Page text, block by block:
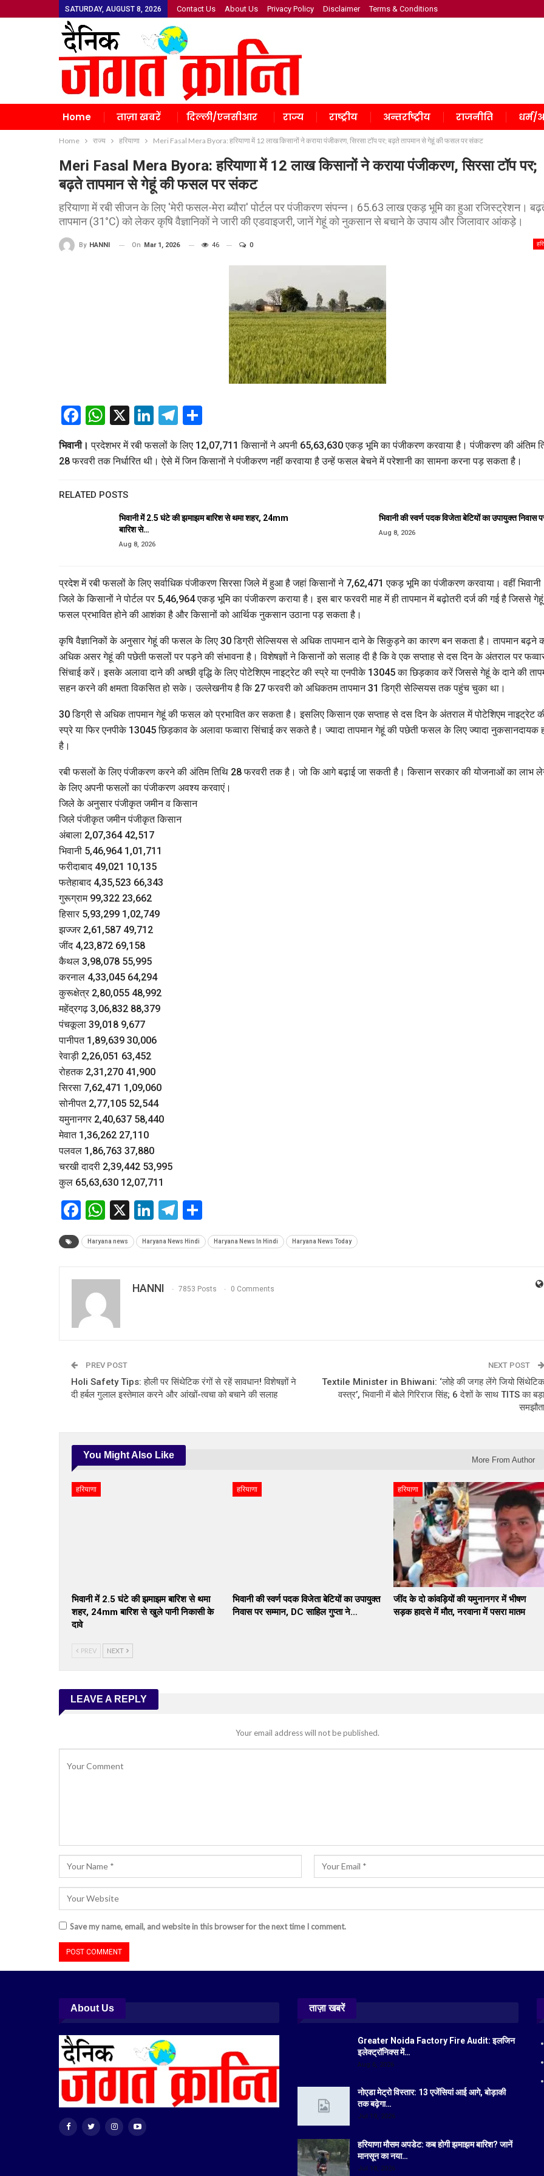
SATURDAY, AUGUST 8, 2026 Contact Us About Us Privacy Policy Disclaimer Terms & Conditions
Home ताज़ा खबरें दिल्ली/एनसीआर राज्य राष्ट्रीय अन्तर्राष्ट्रीय राजनीति धर्म/
Home राज्य हरियाणा Meri Fasal Mera Byora: हरियाणा में 12 लाख किसानों ने कराया पंजीकरण, सिरसा टॉप पर; बढ़ते तापमान से गेहूं की फसल पर संकट
Meri Fasal Mera Byora: हरियाणा में 12 लाख किसानों ने कराया पंजीकरण, सिरसा टॉप पर;
बढ़ते तापमान से गेहूं की फसल पर संकट
हरियाणा में रबी सीजन के लिए 'मेरी फसल-मेरा ब्यौरा' पोर्टल पर पंजीकरण संपन्न। 65.63 लाख एकड़ भूमि का हुआ रजिस्ट्रेशन।
तापमान (31°C) को लेकर कृषि वैज्ञानिकों ने जारी की एडवाइजरी, जानें गेहूं को नुकसान से बचाने के उपाय और जिलावार आंकड़े।
By HANNI On Mar 1, 2026 46 0
Facebook
WhatsApp
X LinkedIn
Telegram
भिवानी। प्रदेशभर में रबी फसलों के लिए 12,07,711 किसानों ने अपनी 65,63,630 एकड़ भूमि का पंजीकरण करवाया है। पंजीकरण की अंतिम
28 फरवरी तक निर्धारित थी। ऐसे में जिन किसानों ने पंजीकरण नहीं करवाया है उन्हें फसल बेचने में परेशानी का सामना करना पड़ सकता है।
RELATED POSTS
भिवानी में 2.5 घंटे की झमाझम बारिश से थमा शहर, 24mm
बारिश से…
Aug 8, 2026
भिवानी की स्वर्ण पदक विजेता बेटियों का उपायुक्त निवास
Aug 8, 2026
प्रदेश में रबी फसलों के लिए सर्वाधिक पंजीकरण सिरसा जिले में हुआ है जहां किसानों ने 7,62,471 एकड़ भूमि का पंजीकरण करवाया। वहीं भिवानी
जिले के किसानों ने पोर्टल पर 5,46,964 एकड़ भूमि का पंजीकरण कराया है। इस बार फरवरी माह में ही तापमान में बढ़ोतरी दर्ज की गई है जिससे
फसल प्रभावित होने की आशंका है और किसानों को आर्थिक नुकसान उठाना पड़ सकता है।
कृषि वैज्ञानिकों के अनुसार गेहूं की फसल के लिए 30 डिग्री सेल्सियस से अधिक तापमान दाने के सिकुड़ने का कारण बन सकता है। तापमान बढ़ने
अधिक असर गेहूं की पछेती फसलों पर पड़ने की संभावना है। विशेषज्ञों ने किसानों को सलाह दी है कि वे एक सप्ताह से दस दिन के अंतराल पर
सिंचाई करें। इसके अलावा दाने की अच्छी वृद्धि के लिए पोटेशिएम नाइट्रेट की स्प्रे या एनपीके 13045 का छिड़काव करें जिससे गेहूं के दाने की
सहन करने की क्षमता विकसित हो सके। उल्लेखनीय है कि 27 फरवरी को अधिकतम तापमान 31 डिग्री सेल्सियस तक पहुंच चुका था।
30 डिग्री से अधिक तापमान गेहूं की फसल को प्रभावित कर सकता है। इसलिए किसान एक सप्ताह से दस दिन के अंतराल में पोटेशिएम नाइट्रेट
स्प्रे या फिर एनपीके 13045 छिड़काव के अलावा फव्वारा सिंचाई कर सकते है। ज्यादा तापमान गेहूं की पछेती फसल के लिए ज्यादा नुकसानदायक
है।
रबी फसलों के लिए पंजीकरण करने की अंतिम तिथि 28 फरवरी तक है। जो कि आगे बढ़ाई जा सकती है। किसान सरकार की योजनाओं का लाभ
के लिए अपनी फसलों का पंजीकरण अवश्य करवाएं।
जिले के अनुसार पंजीकृत जमीन व किसान
जिले पंजीकृत जमीन पंजीकृत किसान
अंबाला 2,07,364 42,517
भिवानी 5,46,964 1,01,711
फरीदाबाद 49,021 10,135
फतेहाबाद 4,35,523 66,343
गुरूग्राम 99,322 23,662
हिसार 5,93,299 1,02,749
झज्जर 2,61,587 49,712
जींद 4,23,872 69,158
कैथल 3,98,078 55,995
करनाल 4,33,045 64,294
कुरूक्षेत्र 2,80,055 48,992
महेंद्रगढ़ 3,06,832 88,379
पंचकूला 39,018 9,677
पानीपत 1,89,639 30,006
रेवाड़ी 2,26,051 63,452
रोहतक 2,31,270 41,900
सिरसा 7,62,471 1,09,060
सोनीपत 2,77,105 52,544
यमुनानगर 2,40,637 58,440
मेवात 1,36,262 27,110
पलवल 1,86,763 37,880
चरखी दादरी 2,39,442 53,995
कुल 65,63,630 12,07,711
Facebook
WhatsApp
X LinkedIn
Telegram
Haryana news Haryana News Hindi Haryana News In Hindi Haryana News Today
HANNI 7853 Posts 0 Comments
PREV POST
Holi Safety Tips: होली पर सिंथेटिक रंगों से रहें सावधान! विशेषज्ञों ने
दी हर्बल गुलाल इस्तेमाल करने और आंखों-त्वचा को बचाने की सलाह
NEXT POST
Textile Minister in Bhiwani: ‘लोहे की जगह लेंगे जियो सिंथेटिक
वस्त्र’, भिवानी में बोले गिरिराज सिंह; 6 देशों के साथ TITS का बड़ा
समझौता
You Might Also Like More From Author
हरियाणा
भिवानी में 2.5 घंटे की झमाझम बारिश से थमा
शहर, 24mm बारिश से खुले पानी निकासी के
दावे
हरियाणा
भिवानी की स्वर्ण पदक विजेता बेटियों का उपायुक्त
निवास पर सम्मान, DC साहिल गुप्ता ने…
हरियाणा
जींद के दो कांवड़ियों की यमुनानगर में भीषण
सड़क हादसे में मौत, नरवाना में पसरा मातम
PREV NEXT
LEAVE A REPLY
Your email address will not be published.
Save my name, email, and website in this browser for the next time I comment.
About Us ताज़ा खबरें
Greater Noida Factory Fire Audit: इलजिन
इलेक्ट्रॉनिक्स में…
Aug 6, 2026
नोएडा मेट्रो विस्तार: 13 एजेंसियां आई आगे, बोड़ाकी
तक बढ़ेगा…
Jul 19, 2026
हरियाणा मौसम अपडेट: कब होगी झमाझम बारिश? जानें
मानसून का नया…
Jul 18, 2026